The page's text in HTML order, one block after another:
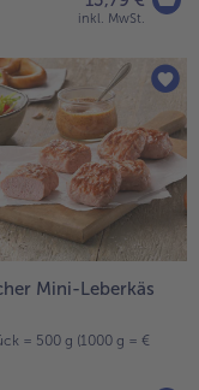
inkl. MwSt.
Mini-Leberkäs
= 500 g (1000 g = €